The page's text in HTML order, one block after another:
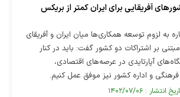
آفریقایی برای ایران کمتر از بریکس
به لزوم توسعه همکاری‌ها میان ایران و آفریقای
بر اشتراکات دو کشور گفت: باید در کنار
آپارتایدی در عرصه‌های اقتصادی،
و اداره کشور نیز موفق عمل کنیم.